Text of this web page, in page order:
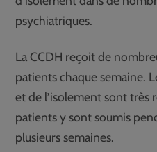
psychiatriques.
La CCDH reçoit de
patients chaque semaine.
et de l’isolement sont très
patients y sont soumis
plusieurs semaines.